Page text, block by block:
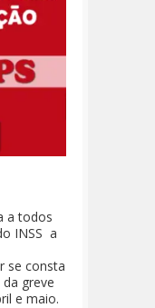
a todos
INSS a
se consta
greve
e maio.